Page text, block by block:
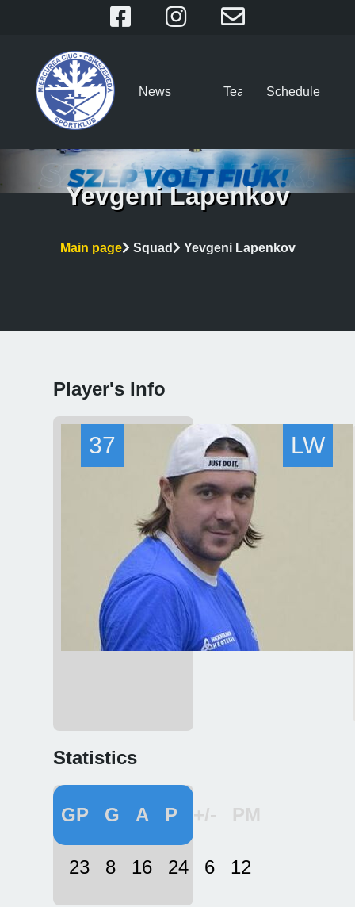
News Team Schedule
Yevgeni Lapenkov
Main page Squad Yevgeni Lapenkov
Player's Info
37 LW
Statistics
GP G A P +/- PM
23 8 16 24 6 12